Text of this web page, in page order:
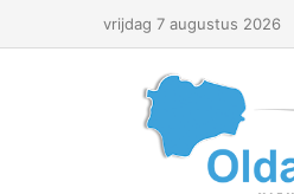
vrijdag 7 augustus 2026